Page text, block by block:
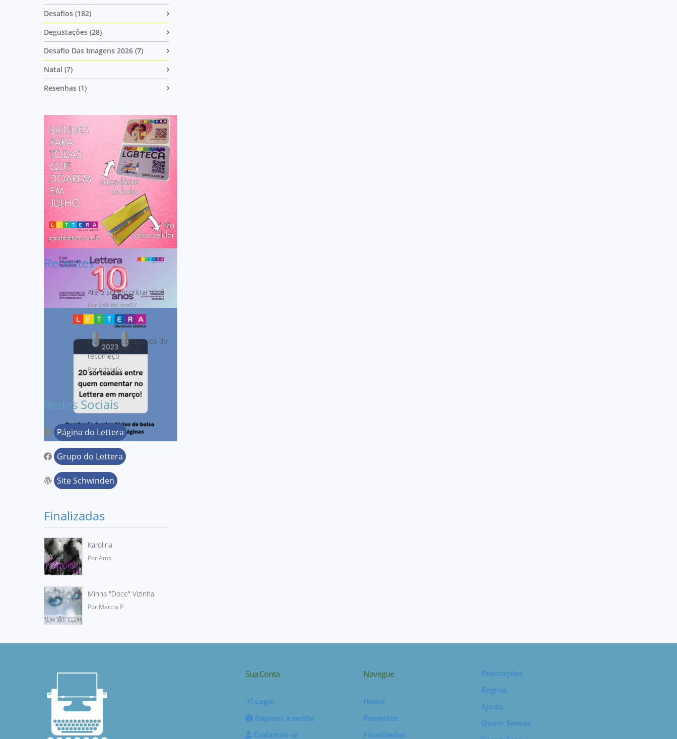
Desafios (182)
Degustações (28)
Desafio Das Imagens 2026 (7)
Natal (7)
Resenhas (1)
Recentes
Até o sol encontrar você
Por TabitaLima07
Os quatro compassos do
amor: O ritmo do
recomeço
Por priskelly
Redes Sociais
Página do Lettera
Grupo do Lettera
Site Schwinden
Finalizadas
Karolina
Por Ams
Minha "Doce" Vizinha
Por Marcia P
Sua Conta
Login
Esqueci a senha
Cadastre-se
Navegue
Home
Recentes
Finalizadas
Promoções
Regras
Ajuda
Quem Somos